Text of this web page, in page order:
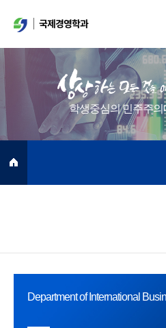
국제경영학과
학생중심의 민주주
Department of International